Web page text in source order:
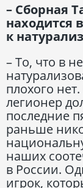
– Сборная
находится
к
– То, что в
плохого
легионер
последние
раньше
наших
в России.
игрок,